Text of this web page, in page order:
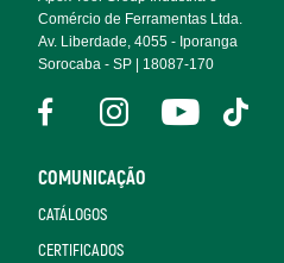
Comércio de Ferramentas Ltda.
Av. Liberdade, 4055 - Iporanga
Sorocaba - SP | 18087-170
COMUNICAÇÃO
CATÁLOGOS
CERTIFICADOS